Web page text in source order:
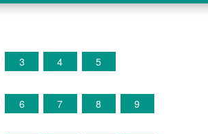
3 4 5
6 7 8 9